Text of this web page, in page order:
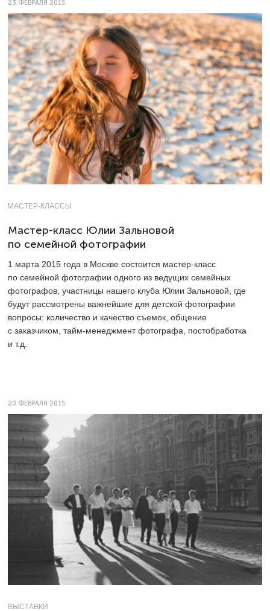
23 ФЕВРАЛЯ 2015
МАСТЕР-КЛАССЫ
Мастер-класс Юлии Зальновой
по семейной фотографии
1 марта 2015 года в Москве состоится мастер-класс
по семейной фотографии одного из ведущих семейных
фотографов, участницы нашего клуба Юлии Зальновой, где
будут рассмотрены важнейшие для детской фотографии
вопросы: количество и качество съемок, общение
с заказчиком, тайм-менеджмент фотографа, постобработка
и т.д.
20 ФЕВРАЛЯ 2015
ВЫСТАВКИ